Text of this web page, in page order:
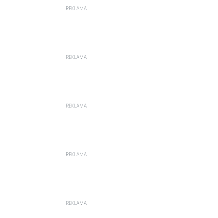
REKLAMA
REKLAMA
REKLAMA
REKLAMA
REKLAMA